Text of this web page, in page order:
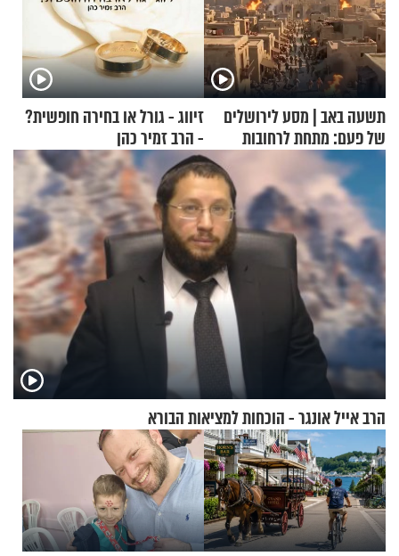
תשעה באב | מסע לירושלים
של פעם: מתחת לרחובות
ירושלים
זיווג - גורל או בחירה חופשית?
- הרב זמיר כהן
הרב אייל אונגר - הוכחות למציאות הבורא